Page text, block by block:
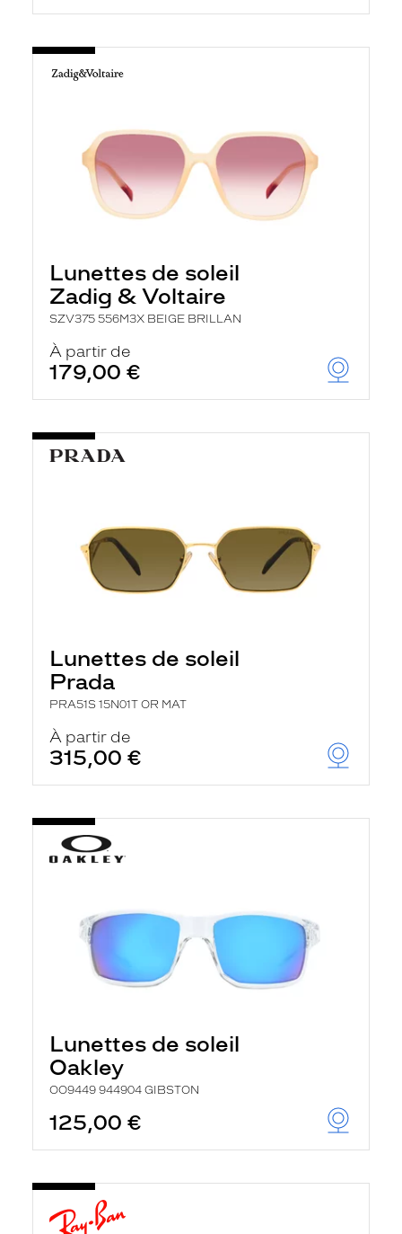
Lunettes de soleil
Zadig & Voltaire
SZV375 556M3X BEIGE BRILLAN
À partir de
179,00 €
Lunettes de soleil
Prada
PRA51S 15N01T OR MAT
À partir de
315,00 €
Lunettes de soleil
Oakley
OO9449 944904 GIBSTON
125,00 €